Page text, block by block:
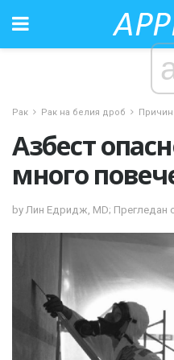
Рак Рак на белия дроб
Азбест
много
by Лин Едридж, MD; Прегледан